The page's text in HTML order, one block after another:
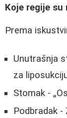
Koje regije
Prema
Unutrašnja
za
Stomak -
Podbradak -